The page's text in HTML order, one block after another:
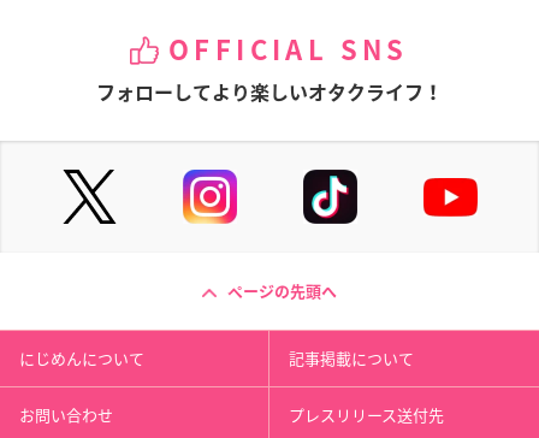
OFFICIAL SNS
フォローしてより楽しいオタクライフ！
ページの先頭へ
にじめんについて 記事掲載について
お問い合わせ プレスリリース送付先